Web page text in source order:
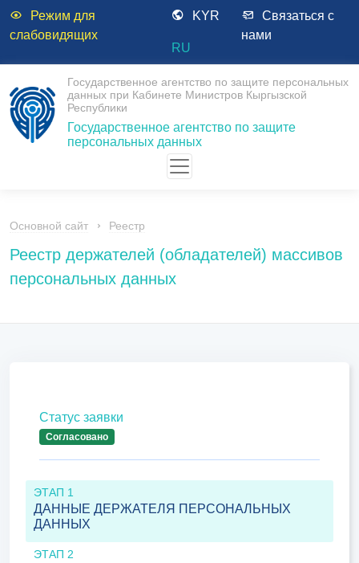
Режим для
слабовидящих
KYR
RU
Связаться с
нами
Государственное агентство по защите персональных
данных при Кабинете Министров Кыргызской
Республики
Государственное агентство по защите
персональных данных
Основной сайт Реестр
Реестр держателей (обладателей) массивов
персональных данных
Статус заявки
Согласовано
ЭТАП 1
ДАННЫЕ ДЕРЖАТЕЛЯ ПЕРСОНАЛЬНЫХ
ДАННЫХ
ЭТАП 2